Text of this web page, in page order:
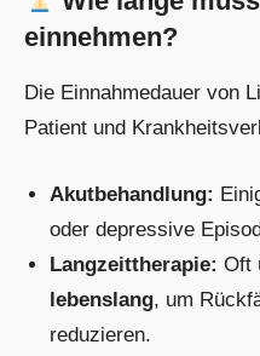
einnehmen?
Die Einnahmedauer von
Patient und
Akutbehandlung:
oder depressive
Langzeittherapie: Oft
lebenslang, um
reduzieren.